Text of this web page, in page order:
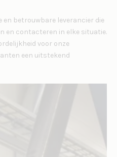
en betrouwbare leverancier die
en contacteren in elke situatie.
voor onze
een uitstekend